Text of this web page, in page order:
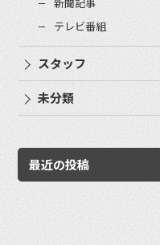
テレビ番組
スタッフ
未分類
最近の投稿